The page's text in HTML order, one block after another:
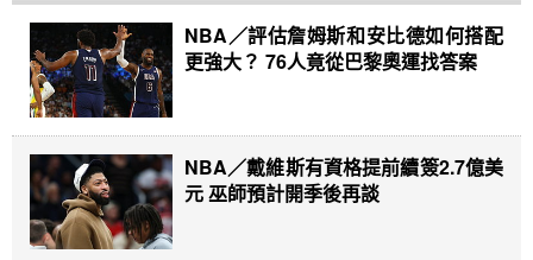
NBA／評估詹姆斯和安比德如何搭配
更強大？ 76人竟從巴黎奧運找答案
NBA／戴維斯有資格提前續簽2.7億美
元 巫師預計開季後再談